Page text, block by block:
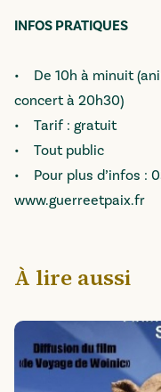
INFOS PRATIQUES
• De 10h à minuit
concert à 20h30)
• Tarif : gratuit
• Tout public
• Pour plus d’infos :
www.guerreetpaix.fr
À lire aussi